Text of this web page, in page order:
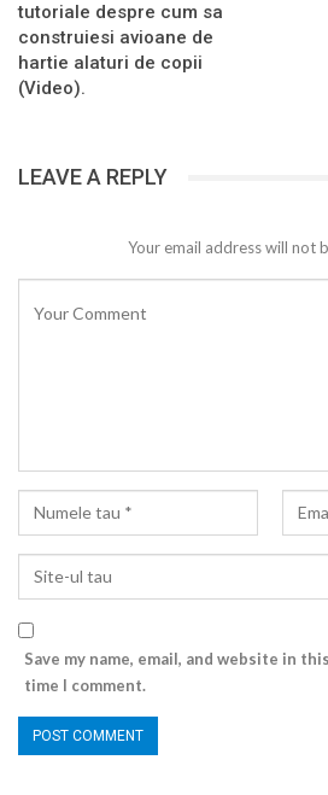
tutoriale despre cum sa
construiesi avioane de
hartie alaturi de copii
(Video).
LEAVE A REPLY
Your email address will not
Save my name, email, and website in
time I comment.